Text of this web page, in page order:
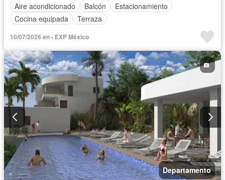
Aire acondicionado
Balcón
Estacionamiento
Cocina equipada
Terraza
10/07/2026 en - EXP México
Departamento